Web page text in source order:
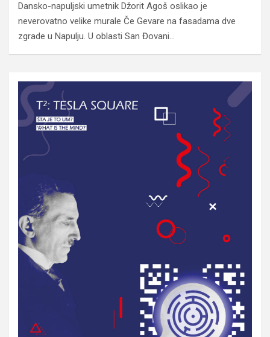
Dansko-napuljski umetnik Džorit Agoš oslikao je
neverovatno velike murale Če Gevare na fasadama dve
zgrade u Napulju. U oblasti San Đovani…